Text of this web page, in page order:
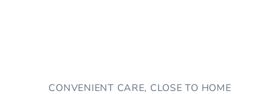
CONVENIENT CARE, CLOSE TO HOME